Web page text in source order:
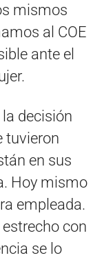
mismos
al COE
ante el
decisión
tuvieron
en sus
Hoy mismo
empleada.
con
se lo